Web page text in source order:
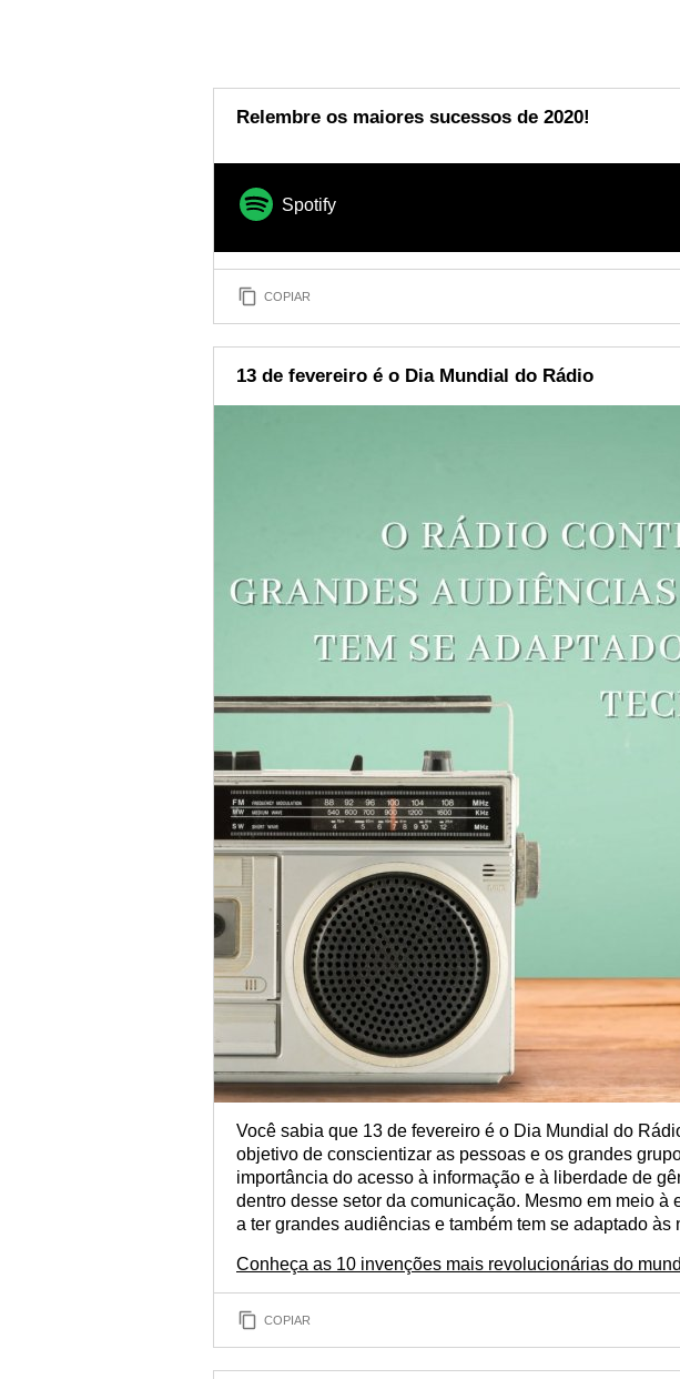
Relembre os maiores sucessos de 2020!
Spotify
COPIAR
13 de fevereiro é o Dia Mundial do Rádio
Você sabia que 13 de fevereiro é o Dia Mundial do
objetivo de conscientizar as pessoas e os grandes
importância do acesso à informação e à liberdade de
dentro desse setor da comunicação. Mesmo em meio à
a ter grandes audiências e também tem se adaptado às
Conheça as 10 invenções mais revolucionárias do
COPIAR